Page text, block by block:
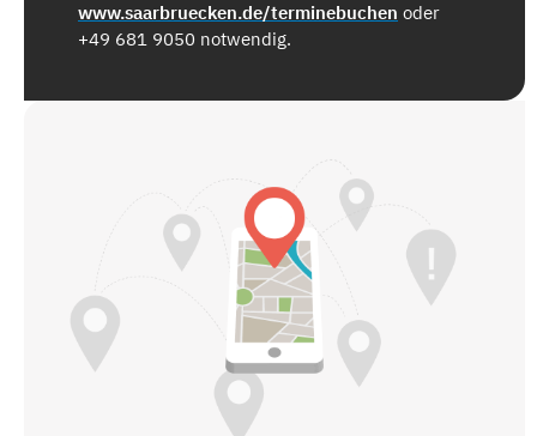
www.saarbruecken.de/terminebuchen oder
+49 681 9050 notwendig.